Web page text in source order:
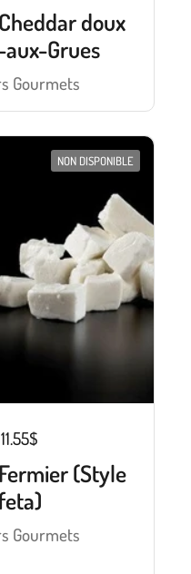
doux
Grues
Gourmets
11.55$
(Style
feta)
Gourmets
NON DISPONIBLE